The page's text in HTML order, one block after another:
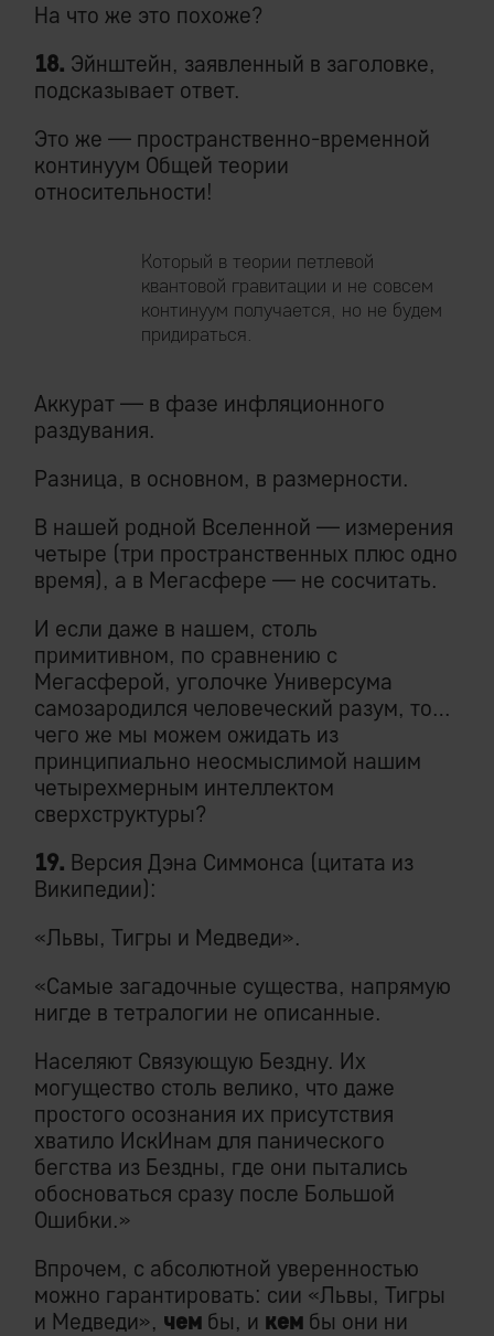
На что же это похоже?
18. Эйнштейн, заявленный в заголовке,
подсказывает ответ.
Это же — пространственно-временной
континуум Общей теории
относительности!
Который в теории петлевой
квантовой гравитации и не совсем
континуум получается, но не будем
придираться.
Аккурат — в фазе инфляционного
раздувания.
Разница, в основном, в размерности.
В нашей родной Вселенной — измерения
четыре (три пространственных плюс одно
время), а в Мегасфере — не сосчитать.
И если даже в нашем, столь
примитивном, по сравнению с
Мегасферой, уголочке Универсума
самозародился человеческий разум, то…
чего же мы можем ожидать из
принципиально неосмыслимой нашим
четырехмерным интеллектом
сверхструктуры?
19. Версия Дэна Симмонса (цитата из
Википедии):
«Львы, Тигры и Медведи».
«Самые загадочные существа, напрямую
нигде в тетралогии не описанные.
Населяют Связующую Бездну. Их
могущество столь велико, что даже
простого осознания их присутствия
хватило ИскИнам для панического
бегства из Бездны, где они пытались
обосноваться сразу после Большой
Ошибки.»
Впрочем, с абсолютной уверенностью
можно гарантировать: сии «Львы, Тигры
и Медведи», чем бы, и кем бы они ни